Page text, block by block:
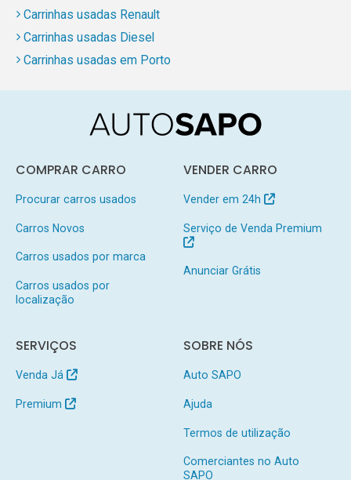
Carrinhas usadas Renault
Carrinhas usadas Diesel
Carrinhas usadas em Porto
COMPRAR CARRO
Procurar carros usados
Carros Novos
Carros usados por marca
Carros usados por
localização
VENDER CARRO
Vender em 24h
Serviço de Venda Premium
Anunciar Grátis
SERVIÇOS
Venda Já
Premium
SOBRE NÓS
Auto SAPO
Ajuda
Termos de utilização
Comerciantes no Auto
SAPO